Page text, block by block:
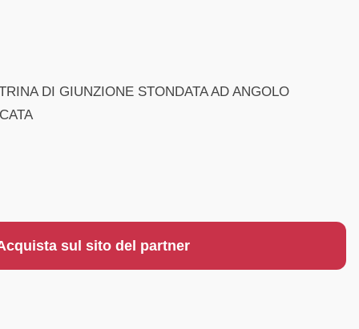
DI GIUNZIONE STONDATA AD ANGOLO
sul sito del partner